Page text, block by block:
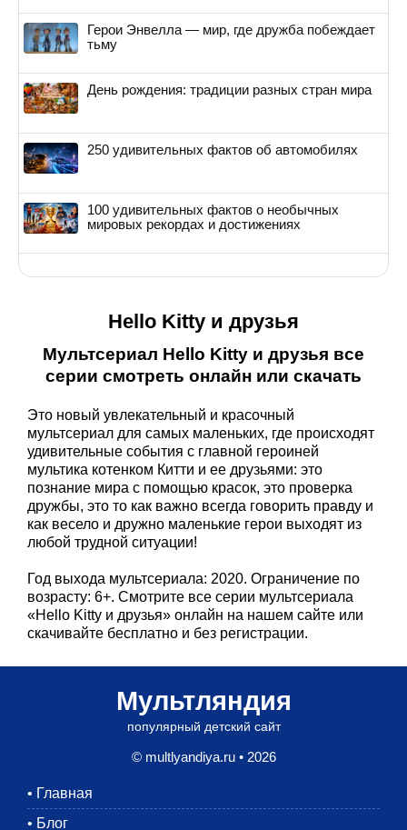
Герои Энвелла — мир, где дружба побеждает
тьму
День рождения: традиции разных стран мира
250 удивительных фактов об автомобилях
100 удивительных фактов о необычных
мировых рекордах и достижениях
Hello Kitty и друзья
Мультсериал Hello Kitty и друзья все
серии смотреть онлайн или скачать
Это новый увлекательный и красочный
мультсериал для самых маленьких, где происходят
удивительные события с главной героиней
мультика котенком Китти и ее друзьями: это
познание мира с помощью красок, это проверка
дружбы, это то как важно всегда говорить правду и
как весело и дружно маленькие герои выходят из
любой трудной ситуации!
Год выхода мультсериала: 2020. Ограничение по
возрасту: 6+. Смотрите все серии мультсериала
«Hello Kitty и друзья» онлайн на нашем сайте или
скачивайте бесплатно и без регистрации.
Мультляндия
популярный детский сайт
© multlyandiya.ru • 2026
• Главная
• Блог